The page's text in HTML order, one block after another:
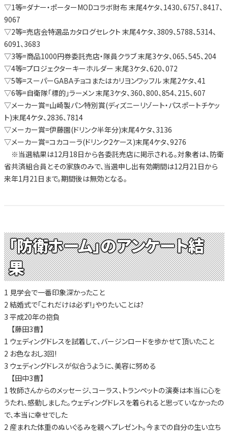
▽1等=ダナー・ポーターMODコラボ財布 末尾4ケタ、1430、6757、8417、
9067
▽2等=売店会特選品カタログセレクト 末尾4ケタ、3809、5788、5314、
6091、3683
▽3等=商品1000円券委託売店・隊員クラブ 末尾3ケタ、065、545、204
▽4等=プロジェクターキーホルダー 末尾3ケタ、620、072
▽5等=スーパーGABAチョコまたはカリヨンワッフル 末尾2ケタ、41
▽6等=自衛隊「標的」ラーメン 末尾3ケタ、360、800、854、215、607
▽メーカー賞=山崎製パン特別賞(ディズニーリゾート・パスポートチケッ
ト)末尾4ケタ、2836、7814
▽メーカー賞=伊藤園(ドリンク半年分)末尾4ケタ、3136
▽メーカー賞=コカコーラ(ドリンク2ケース)末尾4ケタ、9276
※当選結果は12月18日から各委託売店に掲示される。対象者は、防衛
省共済組合員とその家族のみで、当選申し出有効期間は12月21日から
来年1月21日まで。期間後は無効となる。
「防衛ホーム」のアンケート結
果
1 見学会で一番印象深かったこと
2 結婚式で「これだけは必ず!」やりたいことは?
3 平成20年の抱負
【藤田3曹】
1 ウェディングドレスを試着して、バージンロードを歩かせて頂いたこと
2 お色なおし3回!
3 ウェディングドレスが似合うように、美容に努める
【田中3曹】
1 牧師さんからのメッセージ、コーラス、トランペットの演奏は本当に心を
うたれ、感動しました。ウェディングドレスを着られると思っていなかったの
で、本当に幸せでした
2 産まれた体重のぬいぐるみを親へプレゼント。今までの自分の生い立ち